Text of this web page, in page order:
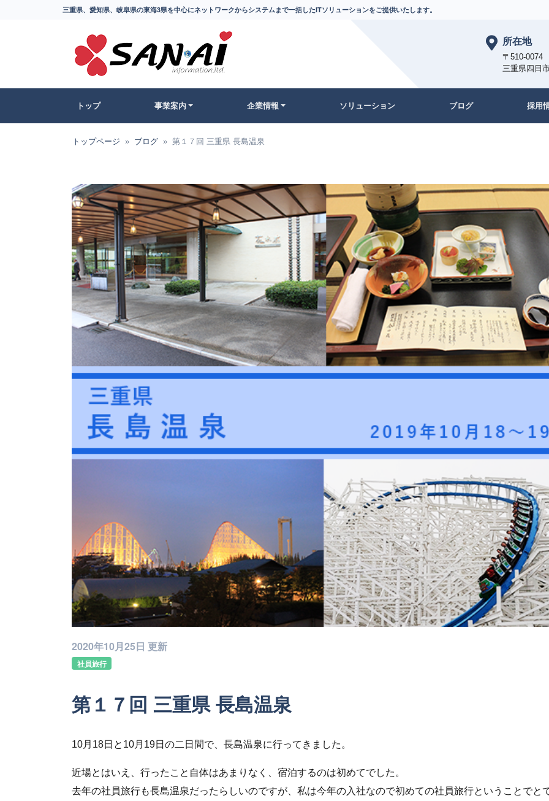
三重県、愛知県、岐阜県の東海3県を中心にネットワークからシステムまで一括したITソリューションをご提供いたします。
所在地
〒510-0074
三重県四日
トップ 事業案内 企業情報 ソリューション ブログ 採用
トップページ ブログ 第１７回 三重県 長島温泉
2020年10月25日 更新
社員旅行
第１７回 三重県 長島温泉
10月18日と10月19日の二日間で、長島温泉に行ってきました。
近場とはいえ、行ったこと自体はあまりなく、宿泊するのは初めてでした。
去年の社員旅行も長島温泉だったらしいのですが、私は今年の入社なので初めての社員旅行ということでと